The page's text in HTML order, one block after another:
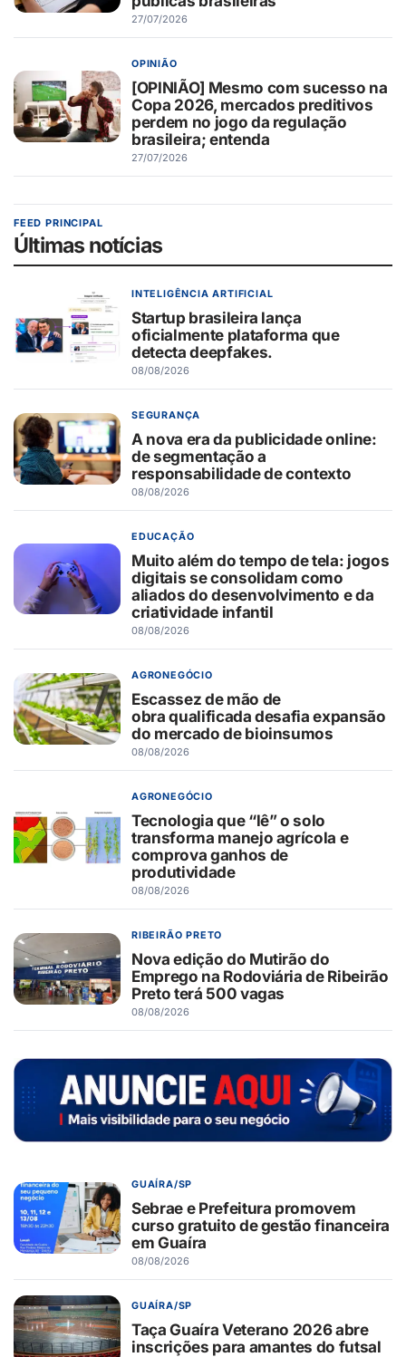
27/07/2026
OPINIÃO
[OPINIÃO] Mesmo com sucesso na
Copa 2026, mercados preditivos
perdem no jogo da regulação
brasileira; entenda
27/07/2026
FEED PRINCIPAL
Últimas notícias
INTELIGÊNCIA ARTIFICIAL
Startup brasileira lança
oficialmente plataforma que
detecta deepfakes.
08/08/2026
SEGURANÇA
A nova era da publicidade online:
de segmentação a
responsabilidade de contexto
08/08/2026
EDUCAÇÃO
Muito além do tempo de tela: jogos
digitais se consolidam como
aliados do desenvolvimento e da
criatividade infantil
08/08/2026
AGRONEGÓCIO
Escassez de mão de
obra qualificada desafia expansão
do mercado de bioinsumos
08/08/2026
AGRONEGÓCIO
Tecnologia que “lê” o solo
transforma manejo agrícola e
comprova ganhos de
produtividade
08/08/2026
RIBEIRÃO PRETO
Nova edição do Mutirão do
Emprego na Rodoviária de Ribeirão
Preto terá 500 vagas
08/08/2026
GUAÍRA/SP
Sebrae e Prefeitura promovem
curso gratuito de gestão financeira
em Guaíra
08/08/2026
GUAÍRA/SP
Taça Guaíra Veterano 2026 abre
inscrições para amantes do futsal